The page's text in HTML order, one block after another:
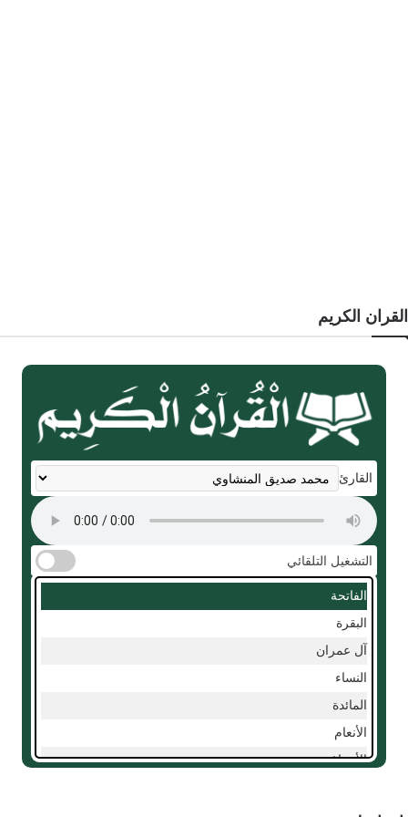
القران الكريم
القارئ
التشغيل التلقائي
الفاتحة
البقرة
آل عمران
النساء
المائدة
الأنعام
الأعراف